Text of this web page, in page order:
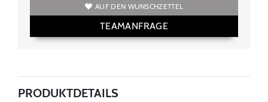
AUF DEN WUNSCHZETTEL
TEAMANFRAGE
PRODUKTDETAILS